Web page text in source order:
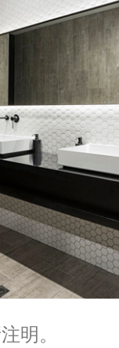
明。